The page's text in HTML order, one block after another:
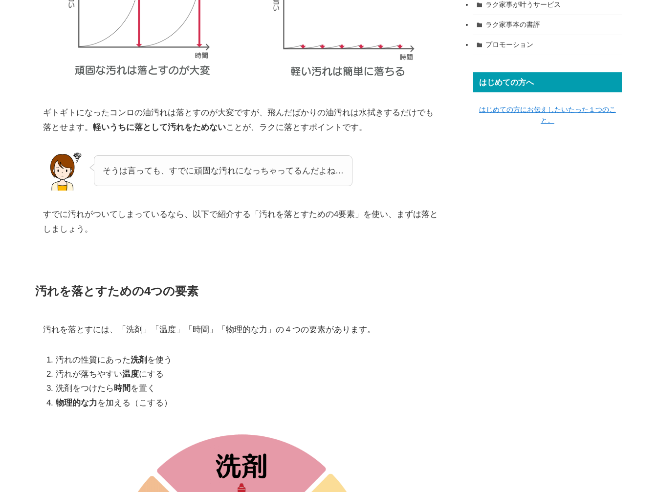
ギトギトになったコンロの油汚れは落とすのが大変ですが、飛んだばかりの油汚れは水拭きするだけでも
落とせます。 軽いうちに落として汚れをためないことが、ラクに落とすポイントです。
そうは言っても、すでに頑固な汚れになっちゃってるんだよね…
すでに汚れがついてしまっているなら、以下で紹介する「汚れを落とすための4要素」を使い、まずは落と
しましょう。
汚れを落とすための4つの要素
汚れを落とすには、「洗剤」「温度」「時間」「物理的な力」の４つの要素があります。
汚れの性質にあった洗剤 を使う
汚れが落ちやすい温度にする
洗剤をつけたら時間 を置く
物理的な力 を加える（こする）
ラク家事が叶うサービス
ラク家事本の書評
プロモーション
はじめての方へ
はじめての方にお伝えしたいたった１つのこ
と。